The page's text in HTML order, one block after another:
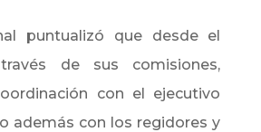
puntualizó que desde el
de sus comisiones,
con el ejecutivo
además con los regidores y